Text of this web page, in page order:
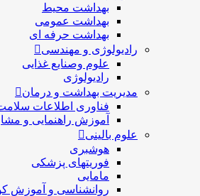
بهداشت محیط
بهداشت عمومی
بهداشت حرفه ای
رادیولوژی و مهندسی
علوم وصنایع غذایی
رادیولوژی
مدیریت بهداشت و درمان
فناوری اطلاعات
آموزش راهنمایی و
علوم بالینی
هوشبری
فوریتهای پزشکی
مامایی
روانشناسی و آموزش